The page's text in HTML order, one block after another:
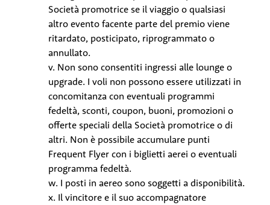
Società promotrice se il viaggio o qualsiasi
altro evento facente parte del premio viene
ritardato, posticipato, riprogrammato o
annullato.
v. Non sono consentiti ingressi alle lounge o
upgrade. I voli non possono essere utilizzati in
concomitanza con eventuali programmi
fedeltà, sconti, coupon, buoni, promozioni o
offerte speciali della Società promotrice o di
altri. Non è possibile accumulare punti
Frequent Flyer con i biglietti aerei o eventuali
programma fedeltà.
w. I posti in aereo sono soggetti a disponibilità.
x. Il vincitore e il suo accompagnatore